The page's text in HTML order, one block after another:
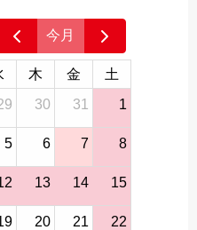
今月
木 金
土
30 31 1
5 6 7 8
13 14 15
20 21 22